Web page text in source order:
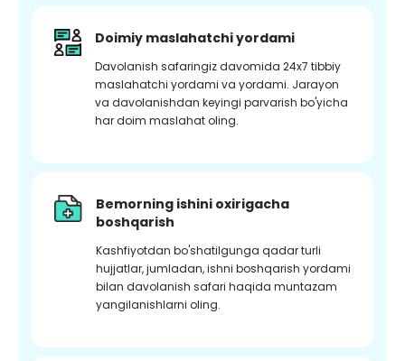
Doimiy maslahatchi yordami
Davolanish safaringiz davomida 24x7 tibbiy
maslahatchi yordami va yordami. Jarayon
va davolanishdan keyingi parvarish bo'yicha
har doim maslahat oling.
Bemorning ishini oxirigacha
boshqarish
Kashfiyotdan bo'shatilgunga qadar turli
hujjatlar, jumladan, ishni boshqarish yordami
bilan davolanish safari haqida muntazam
yangilanishlarni oling.